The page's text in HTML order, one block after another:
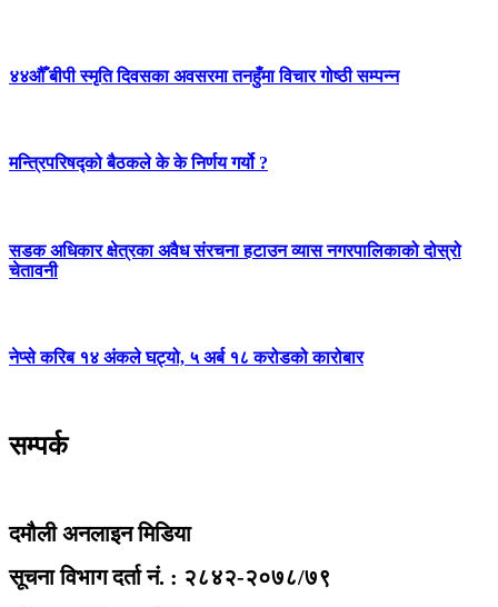
४४औँ बीपी स्मृति दिवसका अवसरमा तनहुँमा विचार गोष्ठी सम्पन्न
मन्त्रिपरिषद्को बैठकले के के निर्णय गर्यो ?
सडक अधिकार क्षेत्रका अवैध संरचना हटाउन व्यास नगरपालिकाको दोस्रो
चेतावनी
नेप्से करिब १४ अंकले घट्यो, ५ अर्ब १८ करोडको कारोबार
सम्पर्क
दमौली अनलाइन मिडिया
सूचना विभाग दर्ता नं. : २८४२-२०७८/७९